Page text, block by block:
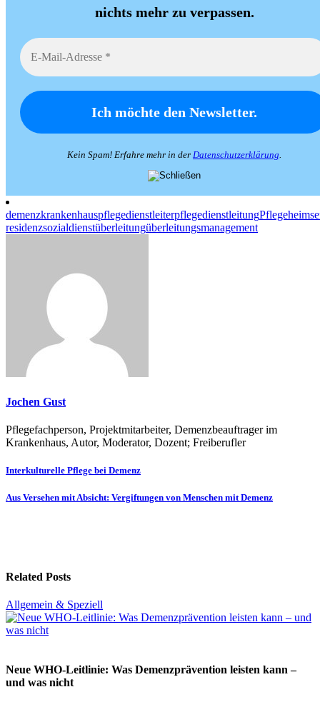
nichts mehr zu verpassen.
Kein Spam! Erfahre mehr in der Datenschutzerklärung.
demenzkrankenhauspflegedienstleiterpflegedienstleitungPflegeheim
residenzsozialdienstüberleitungüberleitungsmanagement
Jochen Gust
Pflegefachperson, Projektmitarbeiter, Demenzbeauftrager im
Krankenhaus, Autor, Moderator, Dozent; Freiberufler
Beitragsnavigation
Interkulturelle Pflege bei Demenz
Aus Versehen mit Absicht: Vergiftungen von Menschen mit Demenz
Related Posts
Allgemein & Speziell
Neue WHO-Leitlinie: Was Demenzprävention leisten kann –
und was nicht